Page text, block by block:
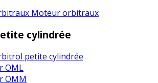
Moteur orbitraux
cylindrée
OML
OMM